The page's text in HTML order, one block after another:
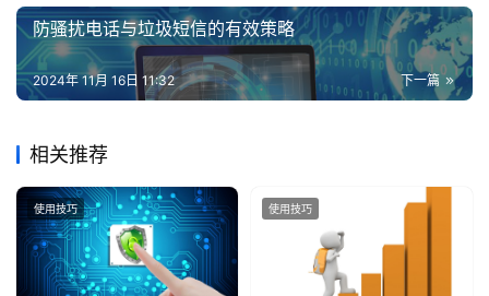
防骚扰电话与垃圾短信的有效策略
下一篇
2024年 11月 16日 11:32
相关推荐
使用技巧 使用技巧